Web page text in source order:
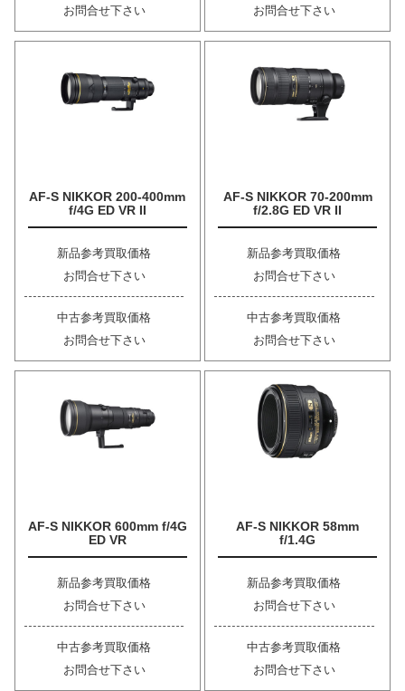
お問合せ下さい お問合せ下さい
AF-S NIKKOR 200-400mm
f/4G ED VR II
新品参考買取価格
お問合せ下さい
中古参考買取価格
お問合せ下さい
AF-S NIKKOR 70-200mm
f/2.8G ED VR II
新品参考買取価格
お問合せ下さい
中古参考買取価格
お問合せ下さい
AF-S NIKKOR 600mm f/4G
ED VR
新品参考買取価格
お問合せ下さい
中古参考買取価格
お問合せ下さい
AF-S NIKKOR 58mm
f/1.4G
新品参考買取価格
お問合せ下さい
中古参考買取価格
お問合せ下さい